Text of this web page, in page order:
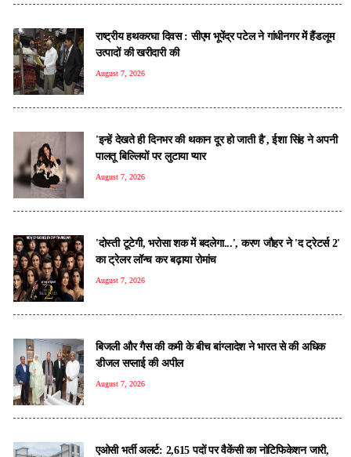
राष्ट्रीय हथकरघा दिवस : सीएम भूपेंद्र पटेल ने गांधीनगर में हैंडलूम
उत्पादों की खरीदारी की
August 7, 2026
'इन्हें देखते ही दिनभर की थकान दूर हो जाती है', ईशा सिंह ने अपनी
पालतू बिल्लियों पर लुटाया प्यार
August 7, 2026
'दोस्ती टूटेगी, भरोसा शक में बदलेगा...', करण जौहर ने 'द ट्रेटर्स 2'
का ट्रेलर लॉन्च कर बढ़ाया रोमांच
August 7, 2026
बिजली और गैस की कमी के बीच बांग्लादेश ने भारत से की अधिक
डीजल सप्लाई की अपील
August 7, 2026
एओसी भर्ती अलर्ट: 2,615 पदों पर वैकेंसी का नोटिफिकेशन जारी,